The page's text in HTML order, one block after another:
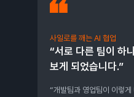
사일로를 깨는 AI 협업
“서로 다른 팀이 하
보게 되었습니다.”
“개발팀과 영업팀이 이렇